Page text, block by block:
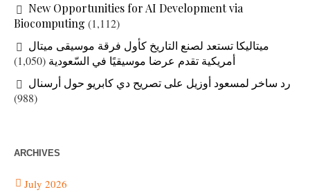
New Opportunities for AI Development via
Biocomputing (1,112)
ميتاليكا تستعد لصنع التاريخ كأول فرقة موسيقى ميتال
أمريكية تقدم عرضا موسيقيًا في السّعودية (1,050)
رد ساخر لمسعود أوزيل على تصريح دي كابريو حول أرسنال
(988)
ARCHIVES
July 2026